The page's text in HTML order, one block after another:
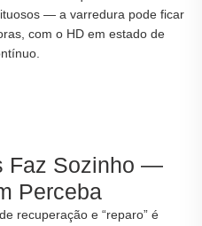
— a varredura pode ficar
com o HD em estado de
Faz Sozinho —
Perceba
recuperação e “reparo” é